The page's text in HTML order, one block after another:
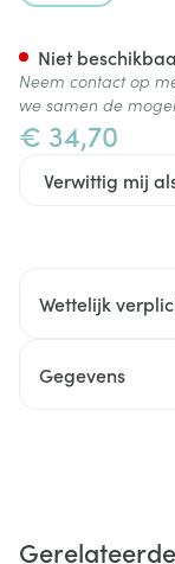
€ 34,70
Verwittig mij
Niet
Neem contact op
we samen de
Wettelijk
Gegevens
Breedte